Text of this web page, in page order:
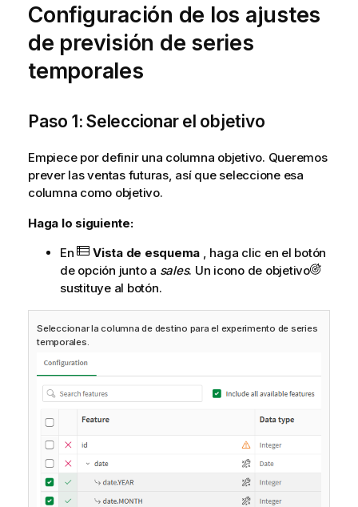
Configuración de los ajustes
de previsión de series
temporales
Paso 1: Seleccionar el objetivo
Empiece por definir una columna objetivo. Queremos
prever las ventas futuras, así que seleccione esa
columna como objetivo.
Haga lo siguiente:
En
Vista de esquema , haga clic en el botón
de opción junto a sales. Un icono de objetivo
sustituye al botón.
Seleccionar la columna de destino para el experimento de series
temporales.